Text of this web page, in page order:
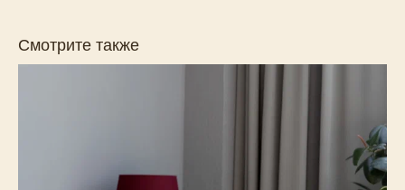
Смотрите также